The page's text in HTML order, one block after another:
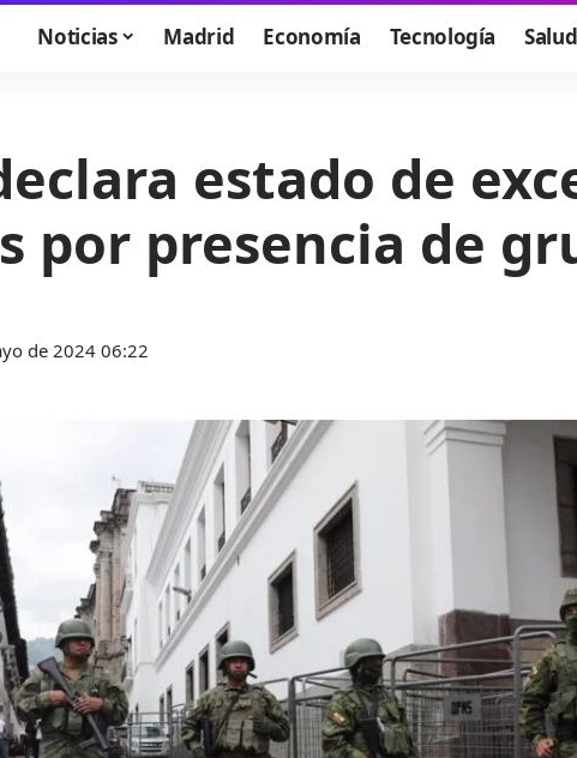
Noticias Madrid Economía Tecnología Salud
estado de
por presencia de
de 2024 06:22